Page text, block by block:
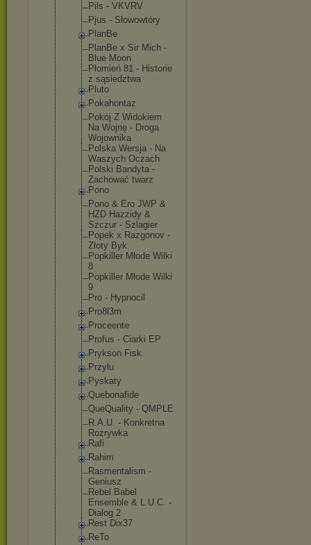
Pils - VKVRV
Pjus - Słowowtóry
PlanBe
PlanBe x Sir Mich -
Blue Moon
Płomień 81 - Historie
z sąsiedztwa
Pluto
Pokahontaz
Pokój Z Widokiem
Na Wojnę - Droga
Wojownika
Polska Wersja - Na
Waszych Oczach
Polski Bandyta -
Zachować twarz
Pono
Pono & Ero JWP &
HZD Hazzidy &
Szczur - Szlagier
Popek x Razgonov -
Złoty Byk
Popkiller Młode Wilki
8
Popkiller Młode Wilki
9
Pro - Hypnocil
Pro8l3m
Proceente
Profus - Ciarki EP
Prykson Fisk
Przyłu
Pyskaty
Quebonafide
QueQuality - QMPLE
R.A.U. - Konkretna
Rozrywka
Rafi
Rahim
Rasmentalism -
Geniusz
Rebel Babel
Ensemble & L.U.C. -
Dialog 2
Rest Dix37
ReTo